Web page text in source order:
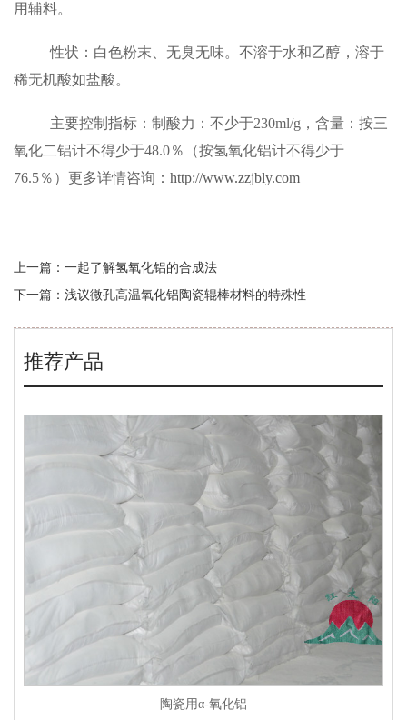
用辅料。
性状：白色粉末、无臭无味。不溶于水和乙醇，溶于
稀无机酸如盐酸。
主要控制指标：制酸力：不少于230ml/g ，含量：按三
氧化二铝计不得少于48.0％（按氢氧化铝计不得少于
76.5％）更多详情咨询： http://www.zzjbly.com
上一篇： 一起了解氢氧化铝的合成法
下一篇： 浅议微孔高温氧化铝陶瓷辊棒材料的特殊性
推荐产品
陶瓷用α-氧化铝